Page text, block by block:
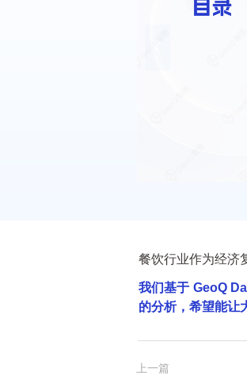
餐饮行业作为经济
我们基于 GeoQ
的分析，希望能让
上一篇